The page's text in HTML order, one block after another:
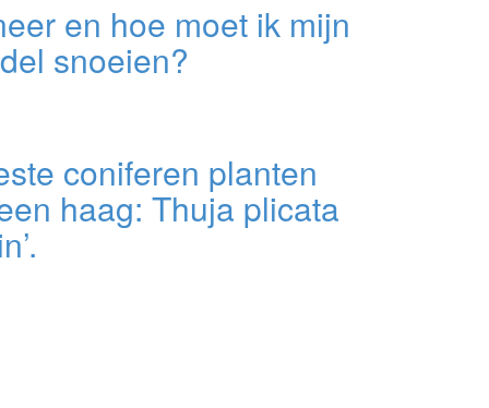
en hoe moet ik mijn
snoeien?
coniferen planten
haag: Thuja plicata